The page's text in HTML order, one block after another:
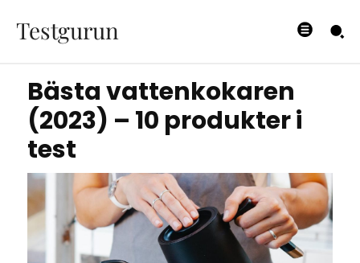
Testgurun
27/06/2023
Bästa vattenkokaren
(2023) – 10 produkter i
test